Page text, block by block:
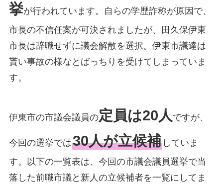
挙が行われています。自らの学歴詐称が原因で、
市長の不信任案が可決されましたが、田久保伊東
市長は辞職せずに議会解散を選択。伊東市議達は
貰い事故の様なとばっちりを受けてしまっていま
す。
伊東市の市議会議員の定員は20人 ですが、
今回の選挙では30人が立候補していま
す。以下の一覧表は、今回の市議会議員選挙で当
落した前職市議と新人の立候補者を一覧にしてま